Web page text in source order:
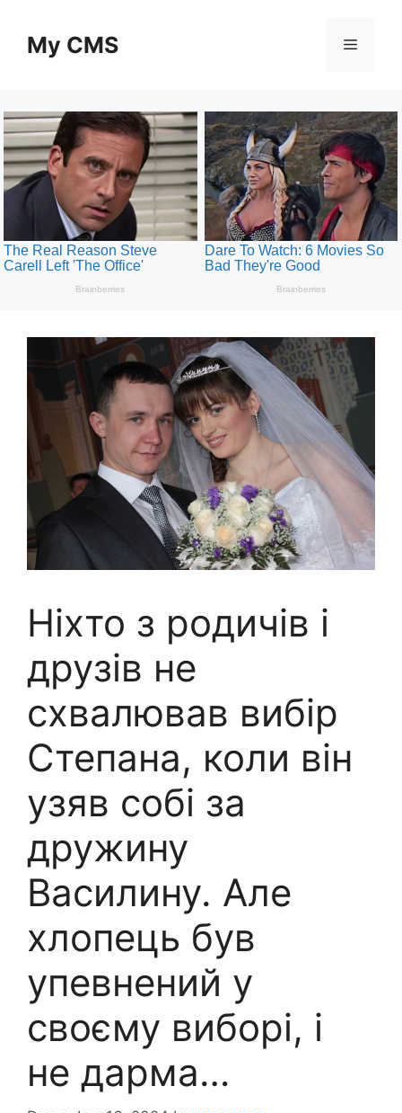
contentMy CMS Menu
Ніхто з родичів і
друзів не
схвалював вибір
Степана, коли він
узяв собі за
дружину
Василину. Але
хлопець був
упевнений у
своєму виборі, і
не дарма…